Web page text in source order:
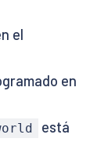
el
en
está